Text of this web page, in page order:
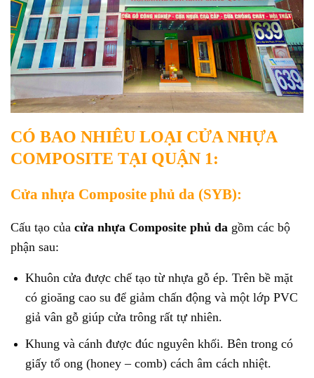
CÓ BAO NHIÊU LOẠI CỬA NHỰA
COMPOSITE TẠI QUẬN 1:
Cửa nhựa Composite phủ da (SYB):
Cấu tạo của cửa nhựa Composite phủ da gồm các bộ
phận sau:
Khuôn cửa được chế tạo từ nhựa gỗ ép. Trên bề mặt
có gioăng cao su để giảm chấn động và một lớp PVC
giả vân gỗ giúp cửa trông rất tự nhiên.
Khung và cánh được đúc nguyên khối. Bên trong có
giấy tổ ong (honey – comb) cách âm cách nhiệt.